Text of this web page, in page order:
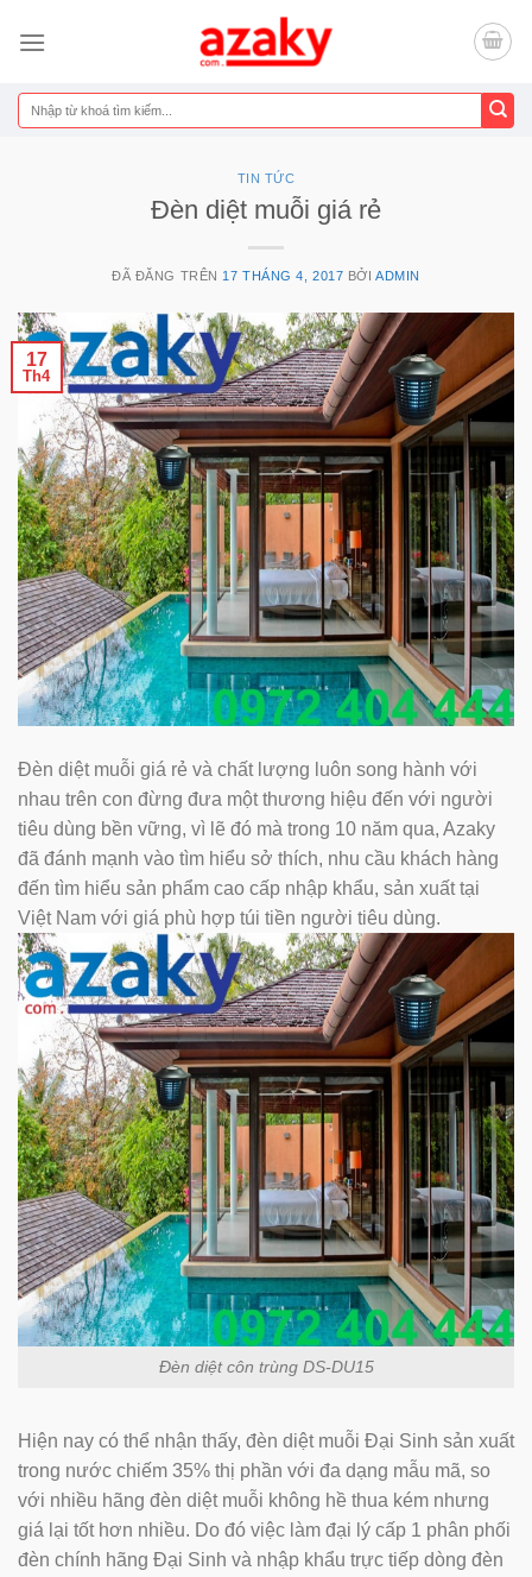
đến
dung
Tìm
kiếm:
TIN TỨC
Đèn diệt muỗi giá rẻ
ĐÃ ĐĂNG TRÊN 17 THÁNG 4, 2017 BỞIADMIN
17
Th4
Đèn diệt muỗi giá rẻ và chất lượng luôn song hành với
nhau trên con đừng đưa một thương hiệu đến với người
tiêu dùng bền vững, vì lẽ đó mà trong 10 năm qua, Azaky
đã đánh mạnh vào tìm hiểu sở thích, nhu cầu khách hàng
đến tìm hiểu sản phẩm cao cấp nhập khẩu, sản xuất tại
Việt Nam với giá phù hợp túi tiền người tiêu dùng.
Đèn diệt côn trùng DS-DU15
Hiện nay có thể nhận thấy, đèn diệt muỗi Đại Sinh sản xuất
trong nước chiếm 35% thị phần với đa dạng mẫu mã, so
với nhiều hãng đèn diệt muỗi không hề thua kém nhưng
giá lại tốt hơn nhiều. Do đó việc làm đại lý cấp 1 phân phối
đèn chính hãng Đại Sinh và nhập khẩu trực tiếp dòng đèn